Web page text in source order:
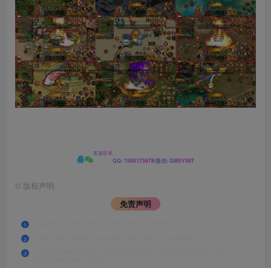
客服联系
QQ: 1989175978微信: GMSY997
© 版权声明
免责声明
1
2
3